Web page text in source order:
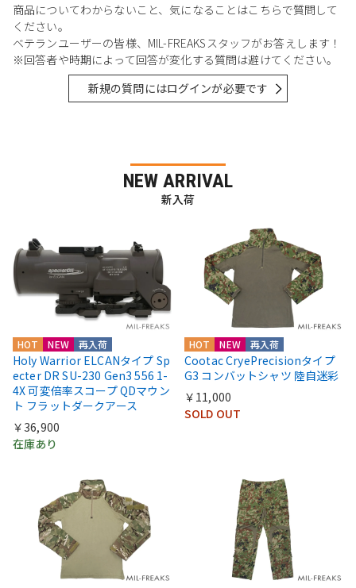
商品についてわからないこと、気になることはこちらで質問して
ください。
ベテランユーザーの皆様、MIL-FREAKSスタッフがお答えします！
※回答者や時期によって回答が変化する質問は避けてください。
新規の質問にはログインが必要です
NEW ARRIVAL
新入荷
HOT NEW 再入荷
Holy Warrior ELCANタイプ Sp
ecter DR SU-230 Gen3 556 1-
4X 可変倍率スコープ QDマウン
ト フラットダークアース
￥36,900
在庫あり
HOT NEW 再入荷
Cootac CryePrecisionタイプ
G3 コンバットシャツ 陸自迷彩
￥11,000
SOLD OUT